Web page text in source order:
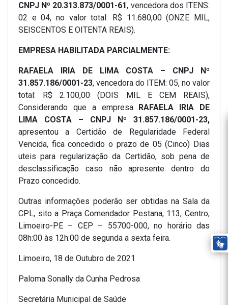
CNPJ Nº 20.313.873/0001-61, vencedora dos ITENS:
02 e 04, no valor total: R$ 11.680,00 (ONZE MIL,
SEISCENTOS E OITENTA REAIS).
EMPRESA HABILITADA PARCIALMENTE:
RAFAELA IRIA DE LIMA COSTA – CNPJ Nº
31.857.186/0001-23, vencedora do ITEM: 05, no valor
total: R$ 2.100,00 (DOIS MIL E CEM REAIS),
Considerando que a empresa
RAFAELA IRIA DE
LIMA COSTA – CNPJ Nº 31.857.186/0001-23,
apresentou a Certidão de Regularidade Federal
Vencida, fica concedido o prazo de 05 (Cinco) Dias
uteis para regularização da Certidão, sob pena de
desclassificação caso não apresente dentro do
Prazo concedido.
Outras informações poderão ser obtidas na Sala da
CPL, sito a Praça Comendador Pestana, 113, Centro,
Limoeiro-PE – CEP – 55700-000, no horário das
08h:00 às 12h:00 de segunda a sexta feira.
Limoeiro, 18 de Outubro de 2021
Paloma Sonally da Cunha Pedrosa
Secretária Municipal de Saúde